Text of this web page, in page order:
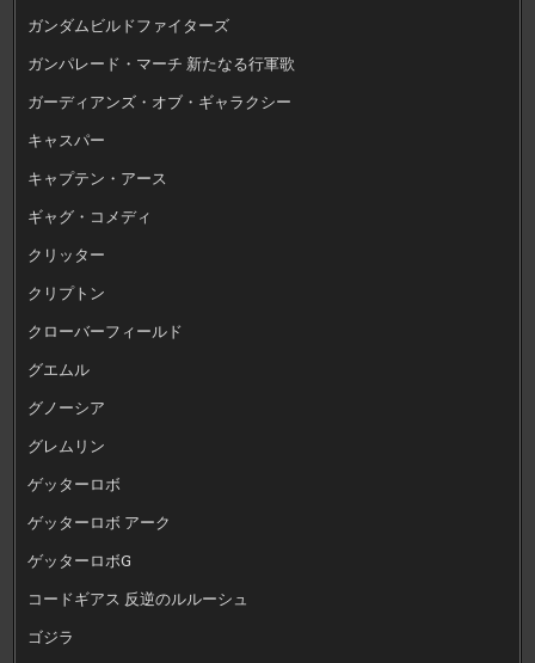
ガンダムビルドファイターズ
ガンパレード・マーチ 新たなる行軍歌
ガーディアンズ・オブ・ギャラクシー
キャスパー
キャプテン・アース
ギャグ・コメディ
クリッター
クリプトン
クローバーフィールド
グエムル
グノーシア
グレムリン
ゲッターロボ
ゲッターロボ アーク
ゲッターロボG
コードギアス 反逆のルルーシュ
ゴジラ